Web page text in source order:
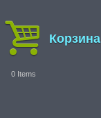
Корзина
0 Items